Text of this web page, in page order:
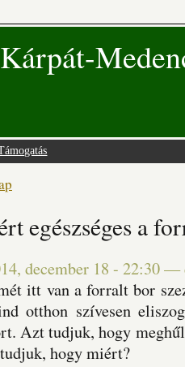
Kárpát-
hely
egészséges a
december 18 - 22:30—
itt van a forralt bor
otthon szívesen
Azt tudjuk, hogy
hogy miért?